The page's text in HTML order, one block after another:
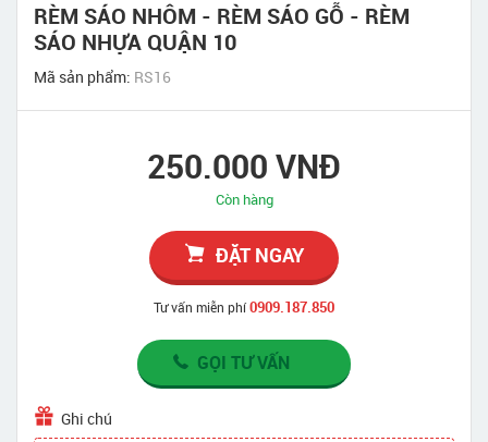
RÈM SÁO NHÔM - RÈM SÁO GỖ - RÈM
SÁO NHỰA QUẬN 10
Mã sản phẩm: RS16
250.000 VNĐ
Còn hàng
ĐẶT NGAY
Tư vấn miễn phí0909.187.850
GỌI TƯ VẤN
Ghi chú